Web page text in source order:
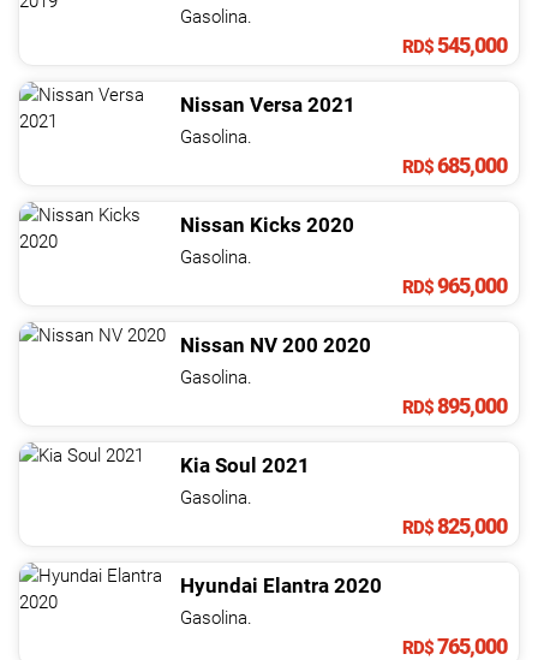
Gasolina.
RD$545,000
Nissan Versa 2021
Gasolina.
RD$685,000
Nissan Kicks 2020
Gasolina.
RD$965,000
Nissan NV 200 2020
Gasolina.
RD$895,000
Kia Soul 2021
Gasolina.
RD$825,000
Hyundai Elantra 2020
Gasolina.
RD$765,000